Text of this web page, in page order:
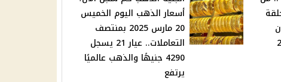
أسعار الذهب اليوم الخميس
20 مارس 2025 بمنتصف
التعاملات.. عيار 21 يسجل
4290 جنيهًا والذهب عالميًا
يرتفع